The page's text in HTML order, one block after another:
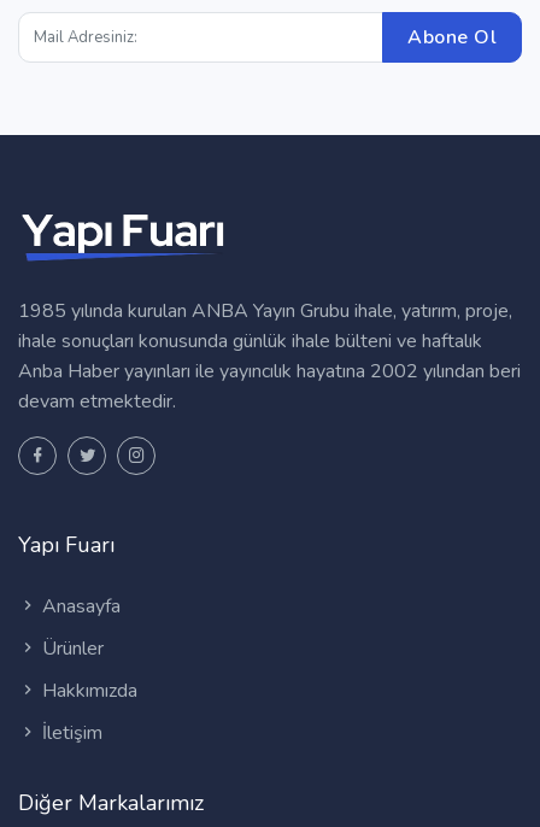
Abone Ol
1985 yılında kurulan ANBA Yayın Grubu ihale, yatırım, proje,
ihale sonuçları konusunda günlük ihale bülteni ve haftalık
Anba Haber yayınları ile yayıncılık hayatına 2002 yılından beri
devam etmektedir.
Yapı Fuarı
Anasayfa
Ürünler
Hakkımızda
İletişim
Diğer Markalarımız